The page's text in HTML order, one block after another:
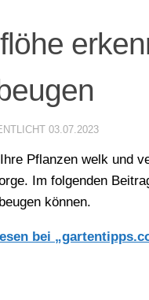
03.07.2023
Pflanzen welk und
Im folgenden
können.
bei